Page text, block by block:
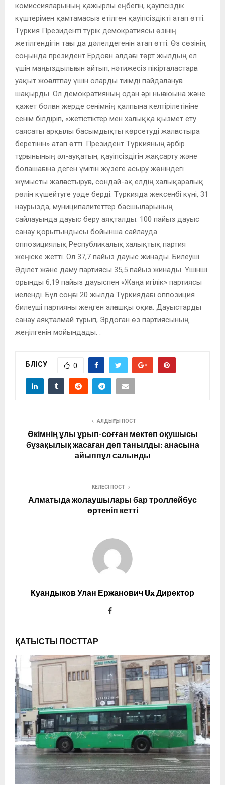
комиссияларының қажырлы еңбегін, қауіпсіздік
күштерімен қамтамасыз етілген қауіпсіздікті атап өтті.
Түркия Президенті түрік демократиясы өзінің
жетілгендігін тағы да дәлелдегенін атап өтті. Өз сөзінің
соңында президент Ердоған алдағы төрт жылдың ел
үшін маңыздылығын айтып, нәтижесіз пікірталастарға
уақыт жоғалтпау үшін оларды тиімді пайдалануға
шақырды. Ол демократияның одан әрі нығаюына және
қажет болған жерде сенімнің қалпына келтірілетініне
сенім білдіріп, «жетістіктер мен халыққа қызмет ету
саясаты арқылы басымдықты көрсетуді жалғастыра
беретінін» атап өтті. Президент Түркияның әрбір
тұрғынының әл-ауқатын, қауіпсіздігін жақсарту және
болашағына деген үмітін жүзеге асыру жөніндегі
жұмысты жалғастыруға, сондай-ақ елдің халықаралық
рөлін күшейтуге уәде берді. Түркияда жексенбі күні, 31
наурызда, муниципалитеттер басшыларының
сайлауында дауыс беру аяқталды. 100 пайыз дауыс
санау қорытындысы бойынша сайлауда
оппозициялық Республикалық халықтық партия
жеңіске жетті. Ол 37,7 пайыз дауыс жинады. Билеуші
Әділет және даму партиясы 35,5 пайыз жинады. Үшінші
орынды 6,19 пайыз дауыспен «Жаңа игілік» партиясы
иеленді. Бұл соңғы 20 жылда Түркиядағы оппозиция
билеуші партияны жеңген алғашқы оқиға. Дауыстарды
санау аяқталмай тұрып, Эрдоган өз партиясының
жеңілгенін мойындады. .
БӨЛІСУ 0
АЛДЫҢҒЫ ПОСТ
Әкімнің ұлы ұрып-соғған мектеп оқушысы
бұзақылық жасаған деп танылды: анасына
айыппұл салынды
КЕЛЕСІ ПОСТ
Алматыда жолаушылары бар троллейбус
өртеніп кетті
Куандыков Улан Ержанович Ux Директор
ҚАТЫСТЫ ПОСТТАР